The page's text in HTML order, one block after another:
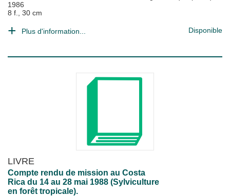
1986
8 f., 30 cm
Plus d'information... Disponible
LIVRE
Compte rendu de mission au Costa
Rica du 14 au 28 mai 1988 (Sylviculture
en forêt tropicale).